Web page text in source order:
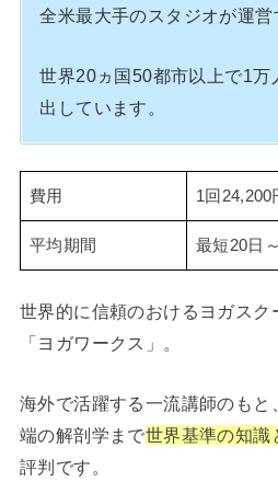
全米最大手のスタジオが運営
世界20ヵ国50都市以上で1万
出しています。
費用 1回24,200
平均期間 最短20日
世界的に信頼のおけるヨガスク
「ヨガワークス」。
海外で活躍する一流講師のも
端の解剖学まで世界基準の知識
評判です。